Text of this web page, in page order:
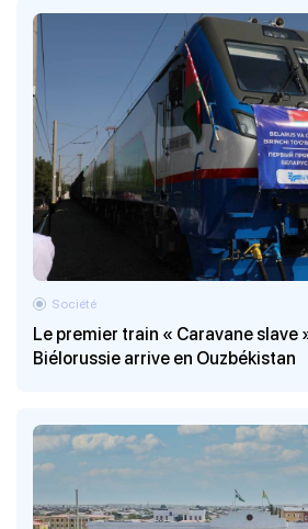
Le premier train « Caravane slave
Biélorussie arrive en Ouzbékistan
Société